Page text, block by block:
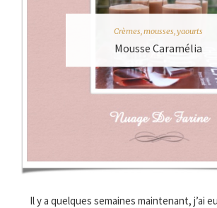
Crèmes, mousses, yaourts
Mousse Caramélia
Il y a quelques semaines maintenant, j’ai